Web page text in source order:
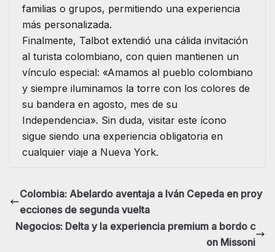
familias o grupos, permitiendo una experiencia
más personalizada.
​Finalmente, Talbot extendió una cálida invitación
al turista colombiano, con quien mantienen un
vínculo especial: «Amamos al pueblo colombiano
y siempre iluminamos la torre con los colores de
su bandera en agosto, mes de su
Independencia». Sin duda, visitar este ícono
sigue siendo una experiencia obligatoria en
cualquier viaje a Nueva York.
Colombia: Abelardo aventaja a Iván Cepeda en proy
ecciones de segunda vuelta
Negocios: Delta y la experiencia premium a bordo c
on Missoni